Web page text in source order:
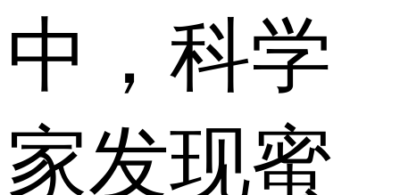
中，科学
家发现蜜